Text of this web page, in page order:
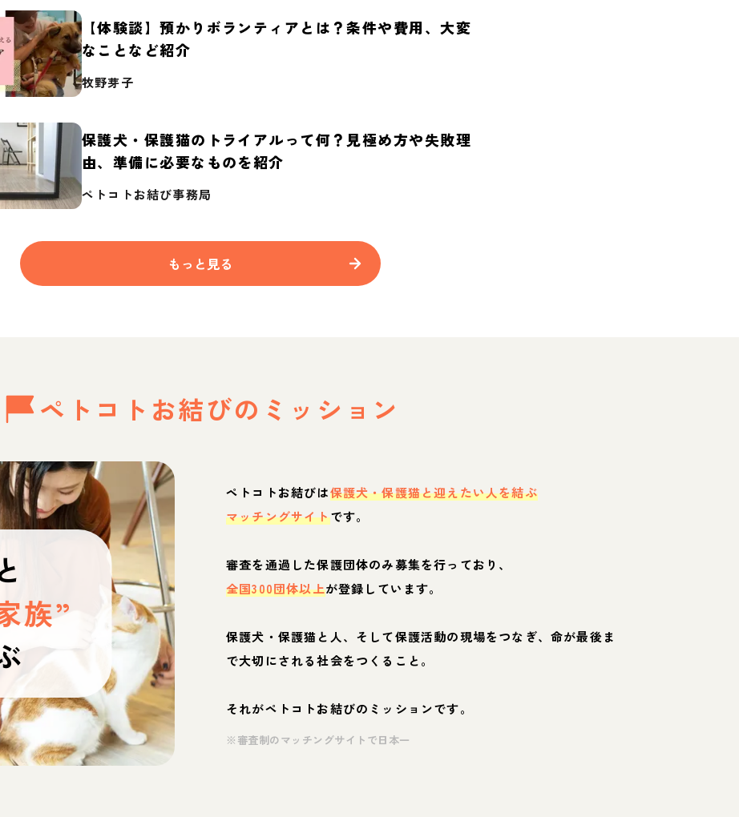
【体験談】預かりボランティアとは？条件や費用、大変
なことなど紹介
牧野芽子
保護犬・保護猫のトライアルって何？見極め方や失敗理
由、準備に必要なものを紹介
ペトコトお結び事務局
もっと見る
ペトコトお結びの ミッション
族”
ペトコトお結びは保護犬・保護猫と迎えたい人を結ぶ
マッチングサイトです。
審査を通過した保護団体のみ募集を行っており、
全国300団体以上が登録しています。
保護犬・保護猫と人、そして保護活動の現場をつなぎ、命が最後ま
で大切にされる社会をつくること。
それがペトコトお結びのミッションです。
※審査制のマッチングサイトで日本一